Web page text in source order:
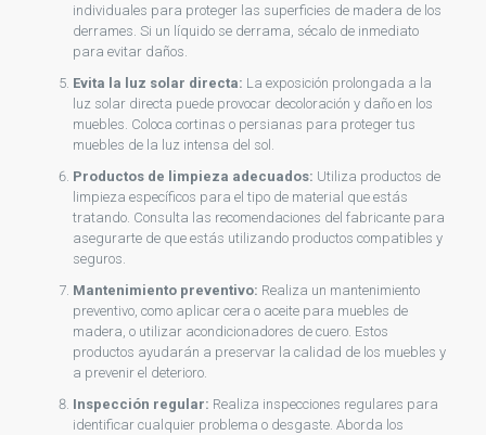
individuales para proteger las superficies de madera de los
derrames. Si un líquido se derrama, sécalo de inmediato
para evitar daños.
Evita la luz solar directa: La exposición prolongada a la
luz solar directa puede provocar decoloración y daño en los
muebles. Coloca cortinas o persianas para proteger tus
muebles de la luz intensa del sol.
Productos de limpieza adecuados: Utiliza productos de
limpieza específicos para el tipo de material que estás
tratando. Consulta las recomendaciones del fabricante para
asegurarte de que estás utilizando productos compatibles y
seguros.
Mantenimiento preventivo: Realiza un mantenimiento
preventivo, como aplicar cera o aceite para muebles de
madera, o utilizar acondicionadores de cuero. Estos
productos ayudarán a preservar la calidad de los muebles y
a prevenir el deterioro.
Inspección regular: Realiza inspecciones regulares para
identificar cualquier problema o desgaste. Aborda los